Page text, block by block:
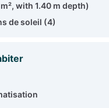
with 1.40 m depth)
de soleil (4)